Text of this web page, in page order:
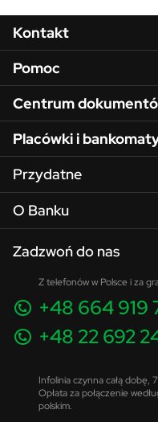
Menu w stopce
Kontakt
Pomoc
Centrum
Placówki i
Przydatne
O Banku
Zadzwoń do nas
Z telefonów w Polsce i za
+48 664 919
+48 22 692
Infolinia czynna całą dobę,
Opłata za połączenie
polskim.